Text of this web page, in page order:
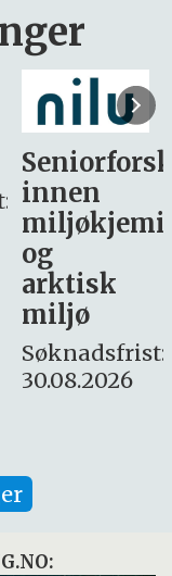
søker
– fast
Søknadsfrist:
16. august.